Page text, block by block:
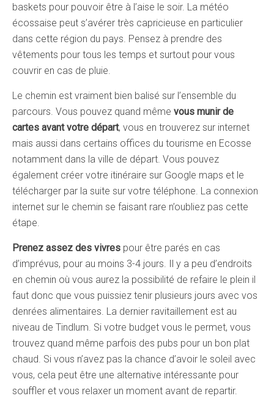
baskets pour pouvoir être à l’aise le soir. La météo
écossaise peut s’avérer très capricieuse en particulier
dans cette région du pays. Pensez à prendre des
vêtements pour tous les temps et surtout pour vous
couvrir en cas de pluie.
Le chemin est vraiment bien balisé sur l’ensemble du
parcours. Vous pouvez quand même vous munir de
cartes avant votre départ, vous en trouverez sur internet
mais aussi dans certains offices du tourisme en Ecosse
notamment dans la ville de départ. Vous pouvez
également créer votre itinéraire sur Google maps et le
télécharger par la suite sur votre téléphone. La connexion
internet sur le chemin se faisant rare n’oubliez pas cette
étape.
Prenez assez des vivres pour être parés en cas
d’imprévus, pour au moins 3-4 jours. Il y a peu d’endroits
en chemin où vous aurez la possibilité de refaire le plein il
faut donc que vous puissiez tenir plusieurs jours avec vos
denrées alimentaires. La dernier ravitaillement est au
niveau de Tindlum. Si votre budget vous le permet, vous
trouvez quand même parfois des pubs pour un bon plat
chaud. Si vous n’avez pas la chance d’avoir le soleil avec
vous, cela peut être une alternative intéressante pour
souffler et vous relaxer un moment avant de repartir.